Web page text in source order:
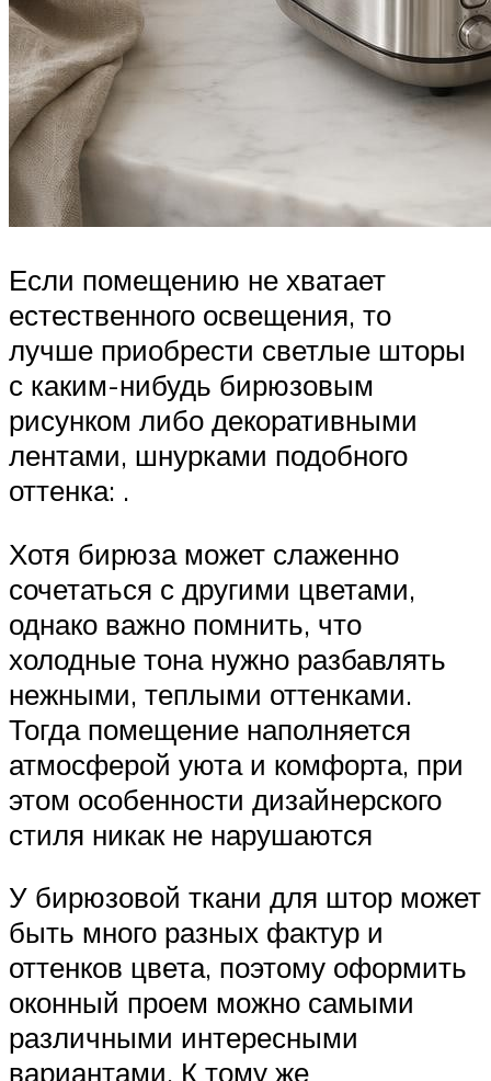
Если помещению не хватает
естественного освещения, то
лучше приобрести светлые шторы
с каким-нибудь бирюзовым
рисунком либо декоративными
лентами, шнурками подобного
оттенка: .
Хотя бирюза может слаженно
сочетаться с другими цветами,
однако важно помнить, что
холодные тона нужно разбавлять
нежными, теплыми оттенками.
Тогда помещение наполняется
атмосферой уюта и комфорта, при
этом особенности дизайнерского
стиля никак не нарушаются
У бирюзовой ткани для штор может
быть много разных фактур и
оттенков цвета, поэтому оформить
оконный проем можно самыми
различными интересными
вариантами. К тому же